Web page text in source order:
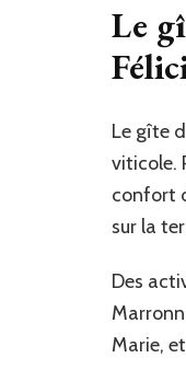
Le
Le gîte
viticole.
confort
sur la
Des
Marie,